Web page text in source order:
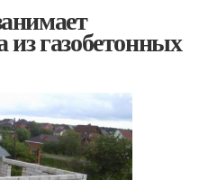
из газобетонных